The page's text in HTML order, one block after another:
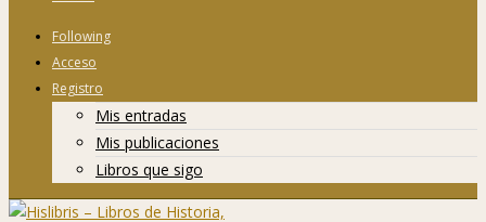
Following
Acceso
Registro
Mis entradas
Mis publicaciones
Libros que sigo